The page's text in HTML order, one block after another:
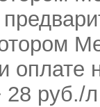
оплате
руб./л